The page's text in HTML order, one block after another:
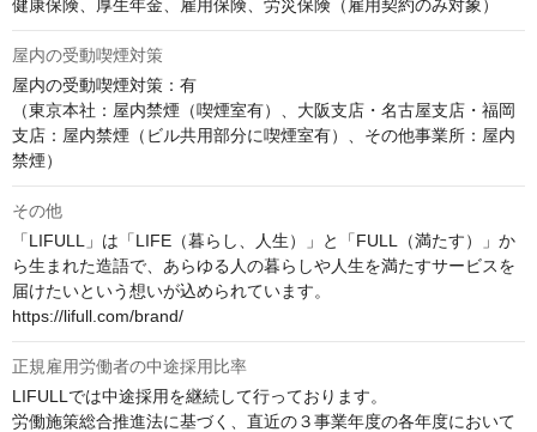
健康保険、厚生年金、雇用保険、労災保険（雇用契約のみ対象）
屋内の受動喫煙対策
屋内の受動喫煙対策：有
（東京本社：屋内禁煙（喫煙室有）、大阪支店・名古屋支店・福岡
支店：屋内禁煙（ビル共用部分に喫煙室有）、その他事業所：屋内
その他
「LIFULL」は「LIFE（暮らし、人生）」と「FULL（満たす）」か
ら生まれた造語で、あらゆる人の暮らしや人生を満たすサービスを
届けたいという想いが込められています。
https://lifull.com/brand/
正規雇用労働者の中途採用比率
LIFULLでは中途採用を継続して行っております。
労働施策総合推進法に基づく、直近の３事業年度の各年度において